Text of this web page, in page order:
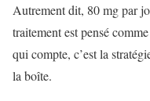
Autrement dit, 80 mg par
traitement est pensé
qui compte, c’est la
la boîte.